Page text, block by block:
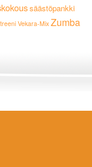
säästöpankki
Vekara-Mix Zumba